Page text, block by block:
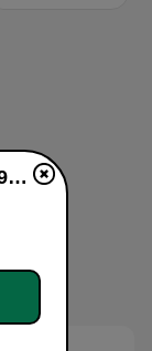
Radio Retro Bollywood 90s diretta